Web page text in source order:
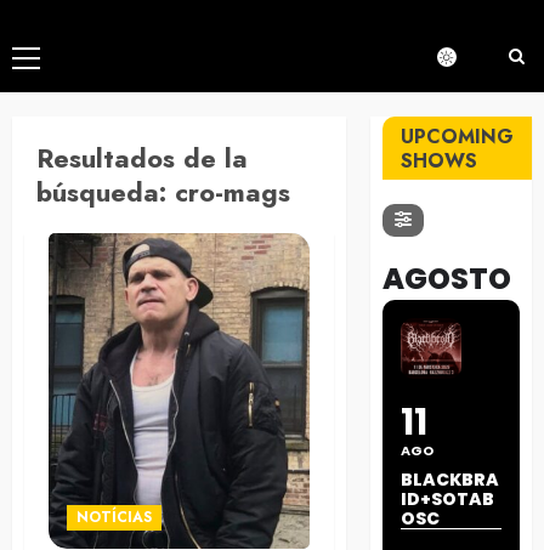
Menú
principal
Resultados de la
búsqueda: cro-mags
NOTÍCIAS
UPCOMING
SHOWS
AGOSTO
11
AGO
BLACKBRA
ID+SOTAB
OSC